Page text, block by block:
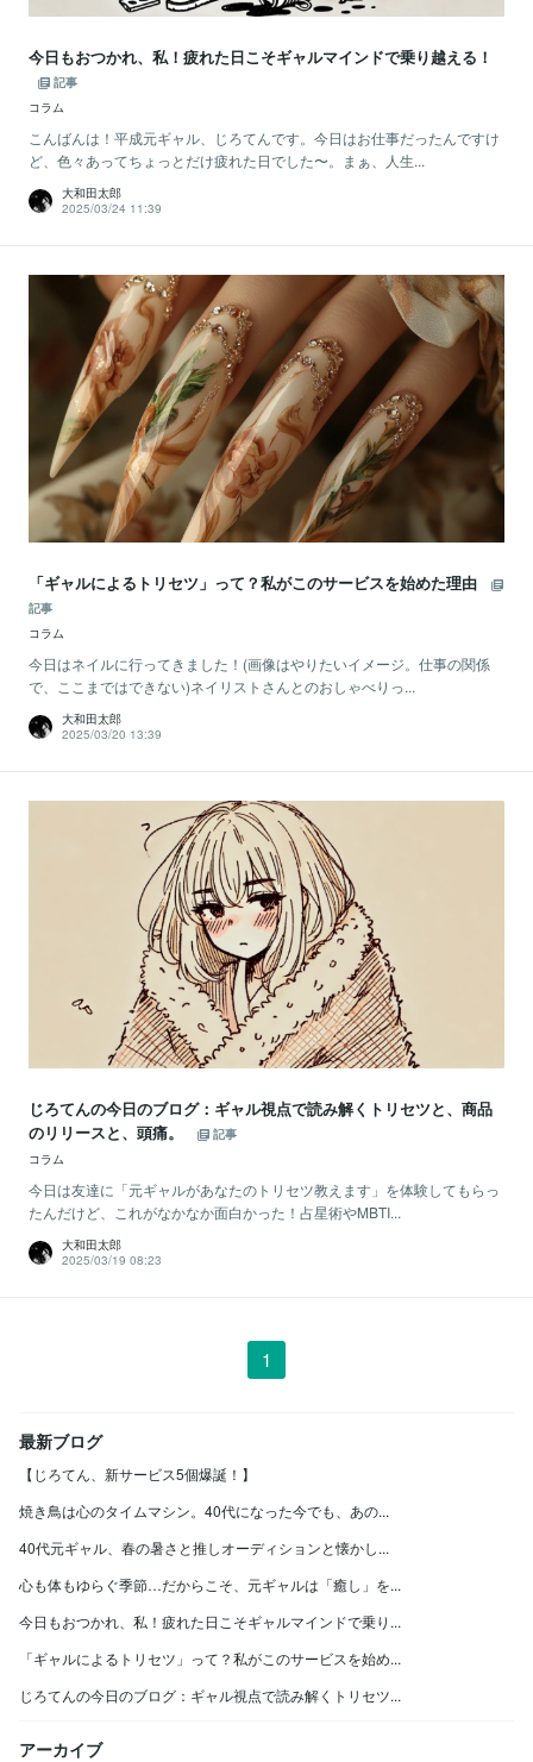
今日もおつかれ、私！疲れた日こそギャルマインドで乗り越える！
記事
コラム
こんばんは！平成元ギャル、じろてんです。今日はお仕事だったんですけ
ど、色々あってちょっとだけ疲れた日でした〜。まぁ、人生...
大和田太郎
2025/03/24 11:39
「ギャルによるトリセツ」って？私がこのサービスを始めた理由
記事
コラム
今日はネイルに行ってきました！(画像はやりたいイメージ。仕事の関係
で、ここまではできない)ネイリストさんとのおしゃべりっ...
大和田太郎
2025/03/20 13:39
じろてんの今日のブログ：ギャル視点で読み解くトリセツと、商品
のリリースと、頭痛。
記事
コラム
今日は友達に「元ギャルがあなたのトリセツ教えます」を体験してもらっ
たんだけど、これがなかなか面白かった！占星術やMBTI...
大和田太郎
2025/03/19 08:23
1
最新ブログ
【じろてん、新サービス5個爆誕！】
焼き鳥は心のタイムマシン。40代になった今でも、あの...
40代元ギャル、春の暑さと推しオーディションと懐かし...
心も体もゆらぐ季節…だからこそ、元ギャルは「癒し」を...
今日もおつかれ、私！疲れた日こそギャルマインドで乗り...
「ギャルによるトリセツ」って？私がこのサービスを始め...
じろてんの今日のブログ：ギャル視点で読み解くトリセツ...
アーカイブ